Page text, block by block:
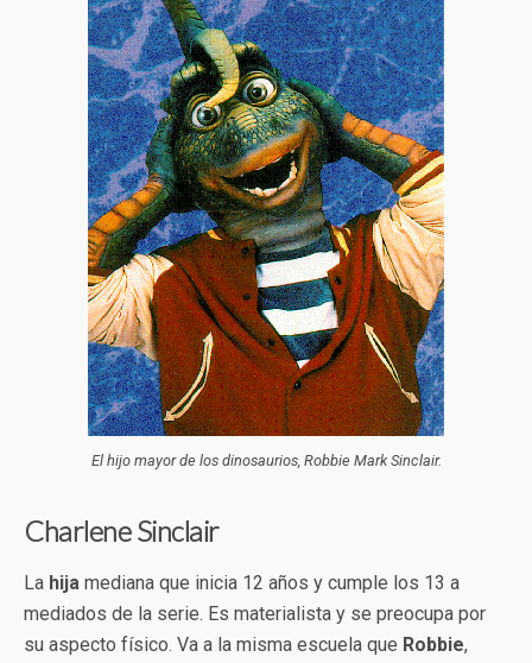
El hijo mayor de los dinosaurios, Robbie Mark Sinclair.
Charlene Sinclair
La hija mediana que inicia 12 años y cumple los 13 a
mediados de la serie. Es materialista y se preocupa por
su aspecto físico. Va a la misma escuela que Robbie,